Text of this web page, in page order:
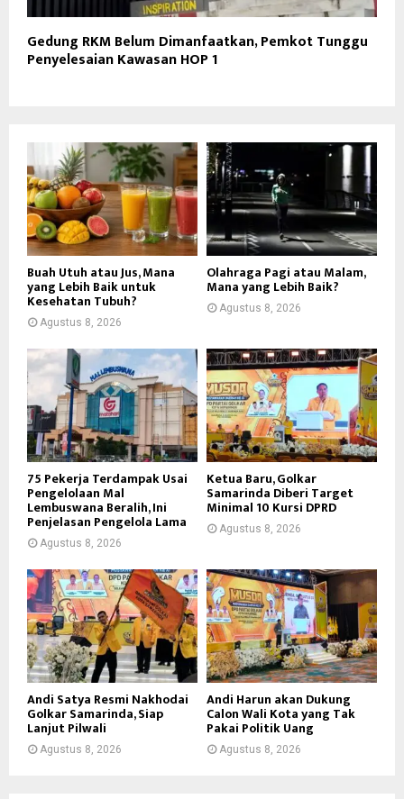
Gedung RKM Belum Dimanfaatkan, Pemkot Tunggu
Penyelesaian Kawasan HOP 1
Buah Utuh atau Jus, Mana
yang Lebih Baik untuk
Kesehatan Tubuh?
Agustus 8, 2026
Olahraga Pagi atau Malam,
Mana yang Lebih Baik?
Agustus 8, 2026
75 Pekerja Terdampak Usai
Pengelolaan Mal
Lembuswana Beralih, Ini
Penjelasan Pengelola Lama
Agustus 8, 2026
Ketua Baru, Golkar
Samarinda Diberi Target
Minimal 10 Kursi DPRD
Agustus 8, 2026
Andi Satya Resmi Nakhodai
Golkar Samarinda, Siap
Lanjut Pilwali
Agustus 8, 2026
Andi Harun akan Dukung
Calon Wali Kota yang Tak
Pakai Politik Uang
Agustus 8, 2026